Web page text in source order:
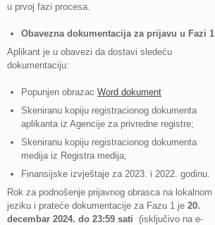
u prvoj fazi procesa.
Obavezna dokumentacija za prijavu u Fazi 1
Aplikant je u obavezi da dostavi sledeću
dokumentaciju:
Popunjen obrazac Word dokument
Skeniranu kopiju registracionog dokumenta
aplikanta iz Agencije za privredne registre;
Skeniranu kopiju registracionog dokumenta
medija iz Registra medija;
Finansijske izvještaje za 2023. i 2022. godinu.
Rok za podnošenje prijavnog obrasca na lokalnom
jeziku i prateće dokumentacije za Fazu 1 je 20.
decembar 2024. do 23:59 sati (isključivo na e-